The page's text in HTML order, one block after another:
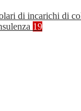
di incarichi di
19